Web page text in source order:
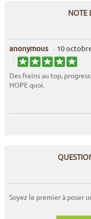
NOTE
anonymous 10
Des freins au top,
HOPE quoi.
Soyez le premier à poser